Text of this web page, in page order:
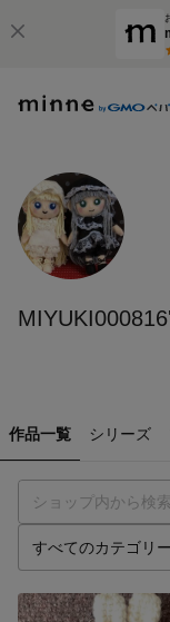
作品一覧 シリーズ